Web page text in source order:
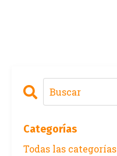
Categorías
Todas las categorías